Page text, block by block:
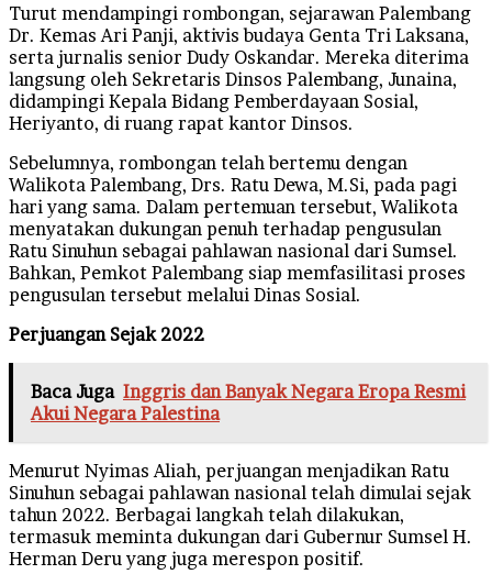
Turut mendampingi rombongan, sejarawan Palembang
Dr. Kemas Ari Panji, aktivis budaya Genta Tri Laksana,
serta jurnalis senior Dudy Oskandar. Mereka diterima
langsung oleh Sekretaris Dinsos Palembang, Junaina,
didampingi Kepala Bidang Pemberdayaan Sosial,
Heriyanto, di ruang rapat kantor Dinsos.
Sebelumnya, rombongan telah bertemu dengan
Walikota Palembang, Drs. Ratu Dewa, M.Si, pada pagi
hari yang sama. Dalam pertemuan tersebut, Walikota
menyatakan dukungan penuh terhadap pengusulan
Ratu Sinuhun sebagai pahlawan nasional dari Sumsel.
Bahkan, Pemkot Palembang siap memfasilitasi proses
pengusulan tersebut melalui Dinas Sosial.
Perjuangan Sejak 2022
Baca Juga Inggris dan Banyak Negara Eropa Resmi
Akui Negara Palestina
Menurut Nyimas Aliah, perjuangan menjadikan Ratu
Sinuhun sebagai pahlawan nasional telah dimulai sejak
tahun 2022. Berbagai langkah telah dilakukan,
termasuk meminta dukungan dari Gubernur Sumsel H.
Herman Deru yang juga merespon positif.